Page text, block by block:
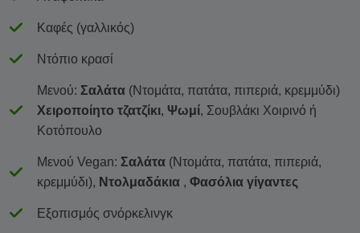
Καφές (γαλλικός)
Ντόπιο κρασί
Μενού: Σαλάτα (Ντομάτα, πατάτα, πιπεριά, κρεμμύδι)
Χειροποίητο τζατζίκι, Ψωμί, Σουβλάκι Χοιρινό ή
Κοτόπουλο
Μενού Vegan: Σαλάτα (Ντομάτα, πατάτα, πιπεριά,
κρεμμύδι), Ντολμαδάκια , Φασόλια γίγαντες
Εξοπισμός σνόρκελινγκ